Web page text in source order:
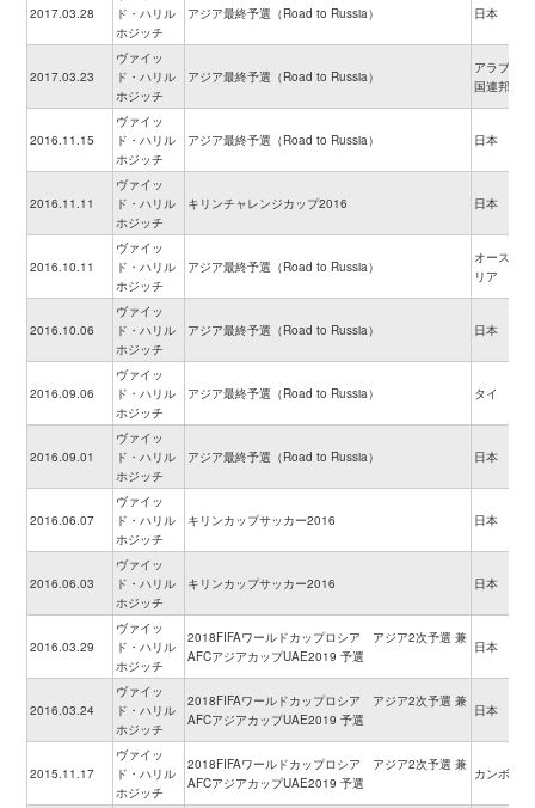
2017.03.28
ド・ハリル
ホジッチ
アジア最終予選（Road to Russia） 日本
2017.03.23
ヴァイッ
ド・ハリル
ホジッチ
アジア最終予選（Road to Russia）
アラブ首長
国連邦
2016.11.15
ヴァイッ
ド・ハリル
ホジッチ
アジア最終予選（Road to Russia） 日本
2016.11.11
ヴァイッ
ド・ハリル
ホジッチ
キリンチャレンジカップ2016 日本
2016.10.11
ヴァイッ
ド・ハリル
ホジッチ
アジア最終予選（Road to Russia）
オーストラ
リア
2016.10.06
ヴァイッ
ド・ハリル
ホジッチ
アジア最終予選（Road to Russia） 日本
2016.09.06
ヴァイッ
ド・ハリル
ホジッチ
アジア最終予選（Road to Russia） タイ
2016.09.01
ヴァイッ
ド・ハリル
ホジッチ
アジア最終予選（Road to Russia） 日本
2016.06.07
ヴァイッ
ド・ハリル
ホジッチ
キリンカップサッカー2016 日本
2016.06.03
ヴァイッ
ド・ハリル
ホジッチ
キリンカップサッカー2016 日本
2016.03.29
ヴァイッ
ド・ハリル
ホジッチ
2018FIFAワールドカップロシア アジア2次予選 兼
AFCアジアカップUAE2019 予選
日本
2016.03.24
ヴァイッ
ド・ハリル
ホジッチ
2018FIFAワールドカップロシア アジア2次予選 兼
AFCアジアカップUAE2019 予選
日本
2015.11.17
ヴァイッ
ド・ハリル
ホジッチ
2018FIFAワールドカップロシア アジア2次予選 兼
AFCアジアカップUAE2019 予選
カンボジア